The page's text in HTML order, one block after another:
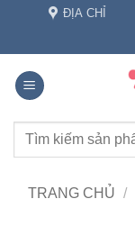
nội
dung
ĐỊA CHỈ
Tìm
TRANG CHỦ /